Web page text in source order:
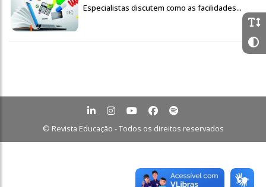
Especialistas discutem como as facilidades...
© Revista Educação - Todos os direitos reservados